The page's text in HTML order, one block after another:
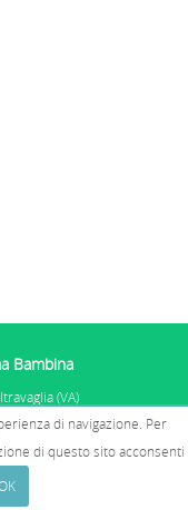
di navigazione. Per
di questo sito acconsenti
Bambina
(VA)